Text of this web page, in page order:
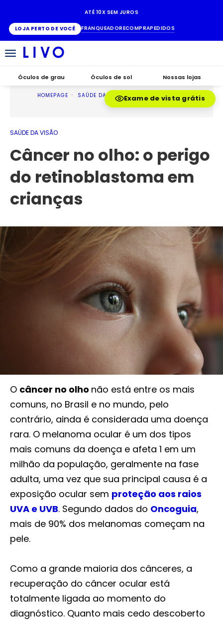
ATÉ 10X SEM JUROS
LOJA PERTO DE VOCÊ FRANQUEADORECOMPRAPEDIDOS
Alternar
Óculos de grau Óculos de sol Nossas lojas
Exame de vista grátis
HOMEPAGE SAÚDE DA VISÃO
SAÚDE DA VISÃO
Câncer no olho: o perigo
do retinoblastoma em
crianças
O câncer no olho não está entre os mais
comuns, no Brasil e no mundo, pelo
contrário, ainda é considerada uma doença
rara. O melanoma ocular é um dos tipos
mais comuns da doença e afeta 1 em um
milhão da população, geralmente na fase
adulta, uma vez que sua principal causa é a
exposição ocular sem proteção aos raios
UVA e UVB. Segundo dados do Oncoguia,
mais de 90% dos melanomas começam na
pele.
Como a grande maioria dos cânceres, a
recuperação do câncer ocular está
totalmente ligada ao momento do
diagnóstico. Quanto mais cedo descoberto